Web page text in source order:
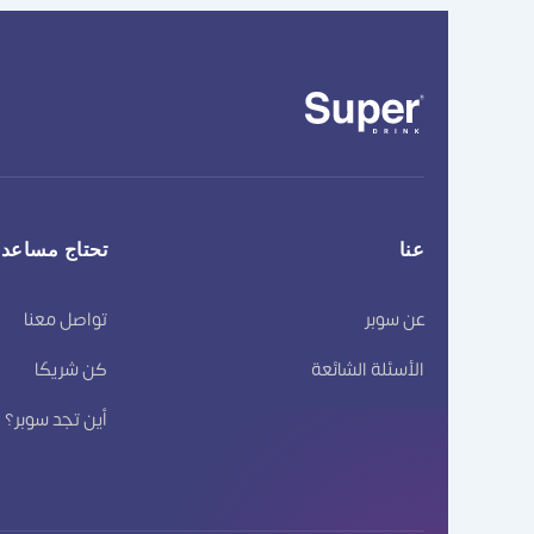
عنا
عن سوبر
الأسئلة الشائعة
تحتاج
تواصل معنا
كن شريكًا
أين تجد سوبر؟